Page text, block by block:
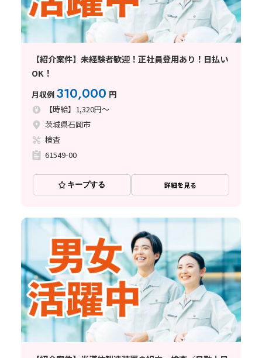
【紹介案件】未経験者歓迎！正社員登用あり！日払い
OK！
月収例 310,000 円
【時給】1,320円～
茨城県石岡市
検査
61549-00
キープする 詳細を見る